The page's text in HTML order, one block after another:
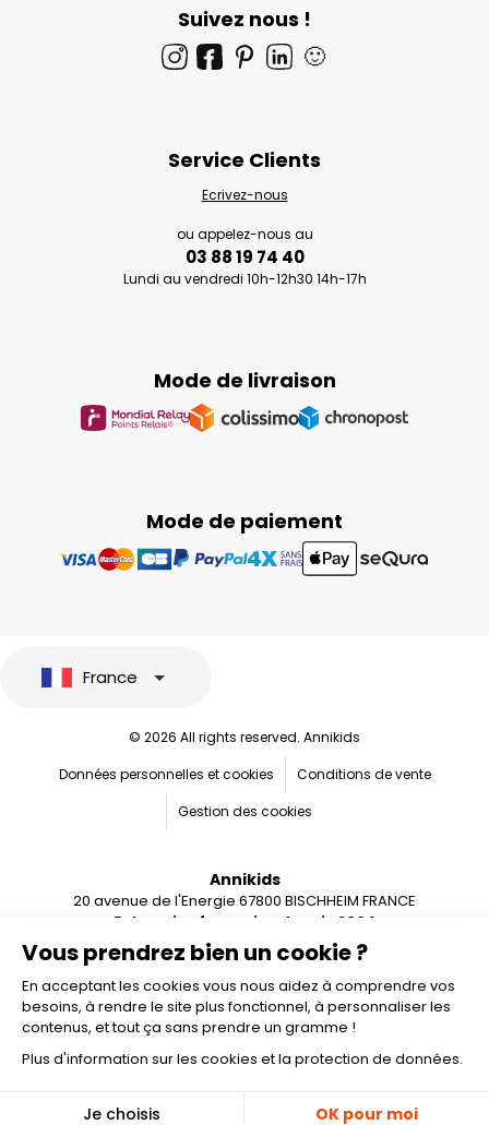
Suivez nous !
🙂
Mode de paiement
Mode de livraison
Service Clients
Ecrivez-nous
ou appelez-nous au
03 88 19 74 40
Lundi au vendredi 10h-12h30 14h-17h
Vous prendrez bien un cookie ?
En acceptant les cookies vous nous aidez à comprendre vos
besoins, à rendre le site plus fonctionnel, à personnaliser les
contenus, et tout ça sans prendre un gramme !
Plus d'information sur les cookies et la protection de données.
Je choisis OK pour moi
France
© 2026 All rights reserved. Annikids
Données personnelles et cookies
Conditions de vente
Gestion des cookies
Annikids
20 avenue de l'Energie 67800 BISCHHEIM FRANCE
Entreprise française depuis 2004
-10%